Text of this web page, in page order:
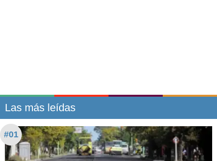
Las más leídas
#01